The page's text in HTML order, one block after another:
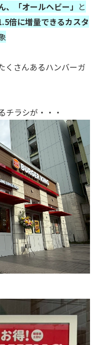
「オールヘビー」 と
倍に増量できるカスタ
くさんあるハンバーガ
チラシが・・・